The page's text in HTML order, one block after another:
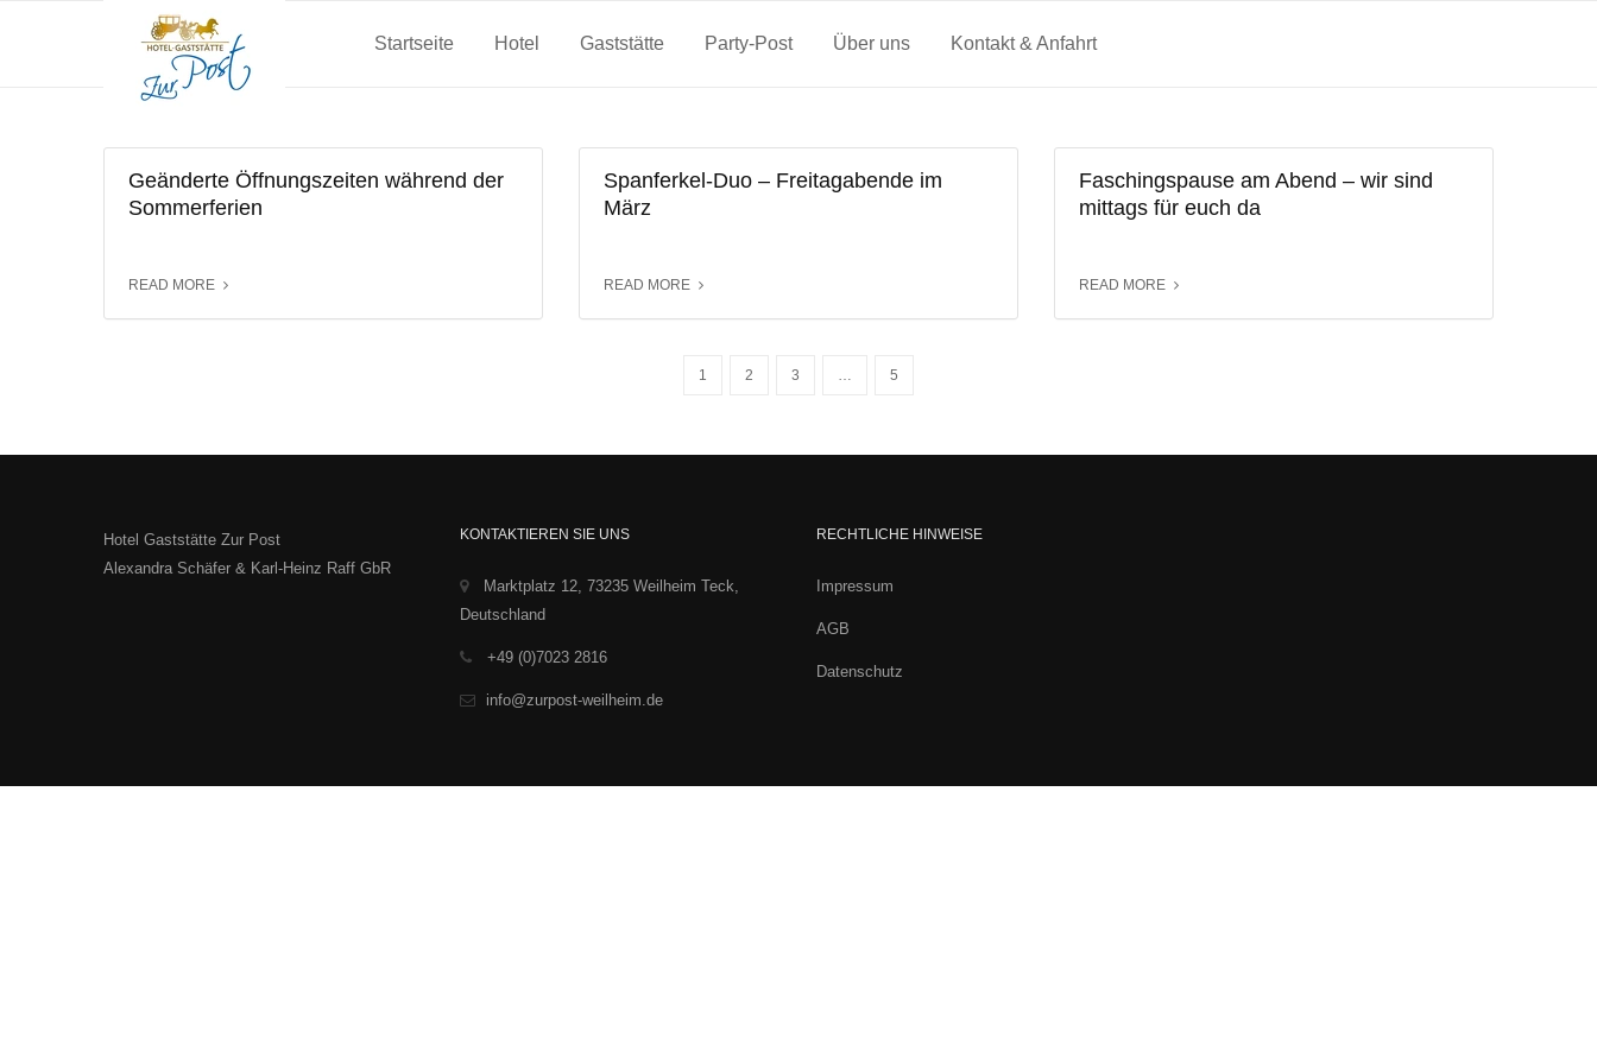
Startseite Hotel Gaststätte Party-Post Über uns Kontakt & Anfahrt
Geänderte Öffnungszeiten während der
Sommerferien
READ MORE
Spanferkel-Duo – Freitagabende im
März
READ MORE
Faschingspause am Abend – wir sind
mittags für euch da
READ MORE
1 2 3 … 5
Hotel Gaststätte Zur Post
Alexandra Schäfer & Karl-Heinz Raff GbR
KONTAKTIEREN SIE UNS
Marktplatz 12, 73235 Weilheim Teck,
Deutschland
+49 (0)7023 2816
info@zurpost-weilheim.de
RECHTLICHE HINWEISE
Impressum
AGB
Datenschutz